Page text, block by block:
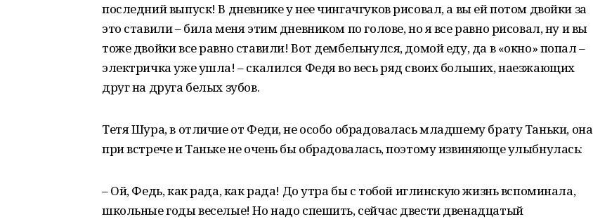
последний выпуск! В дневнике у нее чингачгуков рисовал, а вы ей потом двойки за
это ставили – била меня этим дневником по голове, но я все равно рисовал, ну и вы
тоже двойки все равно ставили! Вот дембельнулся, домой еду, да в «окно» попал –
электричка уже ушла! – скалился Федя во весь ряд своих больших, наезжающих
друг на друга белых зубов.
Тетя Шура, в отличие от Феди, не особо обрадовалась младшему брату Таньки, она
при встрече и Таньке не очень бы обрадовалась, поэтому извиняюще улыбнулась:
– Ой, Федь, как рада, как рада! До утра бы с тобой иглинскую жизнь вспоминала,
школьные годы веселые! Но надо спешить, сейчас двести двенадцатый